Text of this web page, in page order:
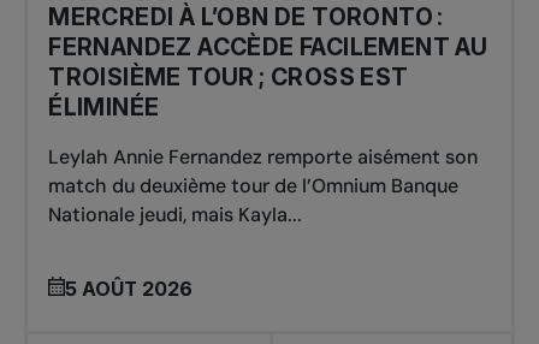
MERCREDI À L’OBN DE TORONTO :
FERNANDEZ ACCÈDE FACILEMENT AU
TROISIÈME TOUR ; CROSS EST
ÉLIMINÉE
Leylah Annie Fernandez remporte aisément son
match du deuxième tour de l’Omnium Banque
Nationale jeudi, mais Kayla...
5 AOÛT 2026